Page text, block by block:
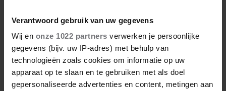
Verantwoord gebruik van uw gegevens
Wij en onze 1022 partners verwerken je persoonlijke
gegevens (bijv. uw IP-adres) met behulp van
technologieën zoals cookies om informatie op uw
apparaat op te slaan en te gebruiken met als doel
gepersonaliseerde advertenties en content, metingen aan
ONSYMPATHIEK’